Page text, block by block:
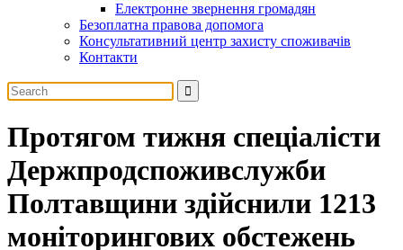
Електронне звернення громадян
Безоплатна правова допомога
Консультативний центр захисту споживачів
Контакти
Протягом тижня спеціалісти
Держпродспоживслужби
Полтавщини здійснили 1213
моніторингових обстежень